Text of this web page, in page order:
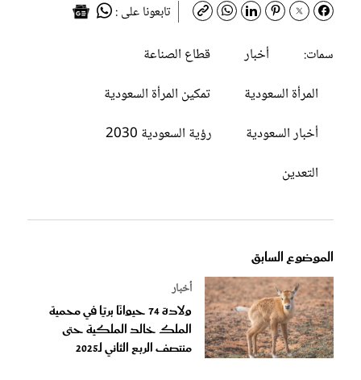
تابعونا على :
سمات:
أخبار
قطاع الصناعة
المرأة السعودية
تمكين المرأة السعودية
أخبار السعودية
رؤية السعودية 2030
التعدين
الموضوع السابق
أخبار
ولادة 74 حيوانًا بريًا في محمية
الملك خالد الملكية حتى
منتصف الربع الثاني لـ2025